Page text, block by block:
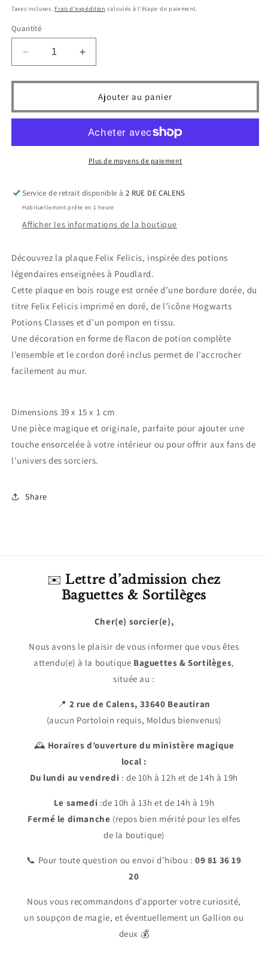
habituel
Taxes incluses. Frais d'expédition calculés à l'étape de paiement.
Quantité
Réduire
la
quantité
Plaque
Felix
-
Augmenter
la
quantité
Plaque
Felix
Felicis
-
Harry
Ajouter au panier
Plus de moyens de paiement
Service de retrait disponible à 2 RUE DE CALENS
Habituellement prête en 1 heure
Afficher les informations de la boutique
Découvrez la plaque Felix Felicis, inspirée des potions
légendaires enseignées à Poudlard.
Cette plaque en bois rouge est ornée d’une bordure dorée, du
titre Felix Felicis imprimé en doré, de l’icône Hogwarts
Potions Classes et d’un pompon en tissu.
Une décoration en forme de flacon de potion complète
l’ensemble et le cordon doré inclus permet de l’accrocher
facilement au mur.
Dimensions 39 x 15 x 1 cm
Une pièce magique et originale, parfaite pour ajouter une
touche ensorcelée à votre intérieur ou pour offrir aux fans de
l’univers des sorciers.
Share
✉️ Lettre d’admission chez
Baguettes & Sortilèges
Cher(e) sorcier(e),
Nous avons le plaisir de vous informer que vous êtes
attendu(e) à la boutique Baguettes & Sortilèges,
située au :
📍 2 rue de Calens, 33640 Beautiran
(aucun Portoloin requis, Moldus bienvenus)
🕰️ Horaires d’ouverture du ministère magique
local :
Du lundi au vendredi : de 10h à 12h et de 14h à 19h
Le samedi :de 10h à 13h et de 14h à 19h
Fermé le dimanche (repos bien mérité pour les elfes
de la boutique)
📞 Pour toute question ou envoi d’hibou : 09 81 36 19
20
Nous vous recommandons d’apporter votre curiosité,
un soupçon de magie, et éventuellement un Gallion ou
deux 💰